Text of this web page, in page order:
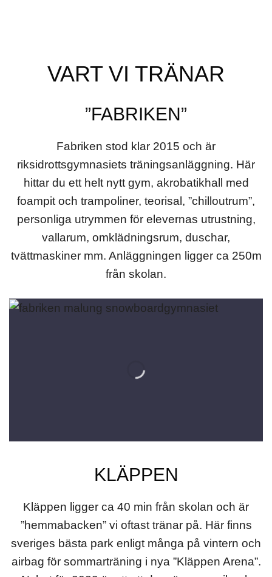
VART VI TRÄNAR
”FABRIKEN”
Fabriken stod klar 2015 och är
riksidrottsgymnasiets träningsanläggning. Här
hittar du ett helt nytt gym, akrobatikhall med
foampit och trampoliner, teorisal, ”chilloutrum”,
personliga utrymmen för elevernas utrustning,
vallarum, omklädningsrum, duschar,
tvättmaskiner mm. Anläggningen ligger ca 250m
från skolan.
KLÄPPEN
Kläppen ligger ca 40 min från skolan och är
”hemmabacken” vi oftast tränar på. Här finns
sveriges bästa park enligt många på vintern och
airbag för sommarträning i nya ”Kläppen Arena”.